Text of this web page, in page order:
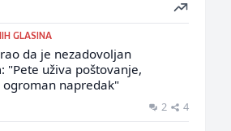
GLASINA
da je nezadovoljan
"Pete uživa poštovanje,
napredak"
2 4